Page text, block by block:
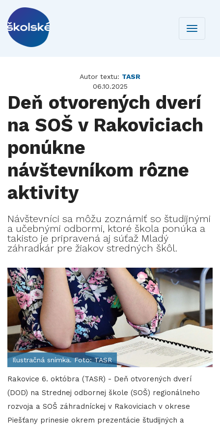
Toggle
Autor textu: TASR
06.10.2025
Deň otvorených dverí
na SOŠ v Rakoviciach
ponúkne
návštevníkom rôzne
aktivity
Návštevníci sa môžu zoznámiť so študijnými
a učebnými odbormi, ktoré škola ponúka a
takisto je pripravená aj súťaž Mladý
záhradkár pre žiakov stredných škôl.
Ilustračná snímka. Foto: TASR
Rakovice 6. októbra (TASR) - Deň otvorených dverí
(DOD) na Strednej odbornej škole (SOŠ) regionálneho
rozvoja a SOŠ záhradníckej v Rakoviciach v okrese
Piešťany prinesie okrem prezentácie študijných a